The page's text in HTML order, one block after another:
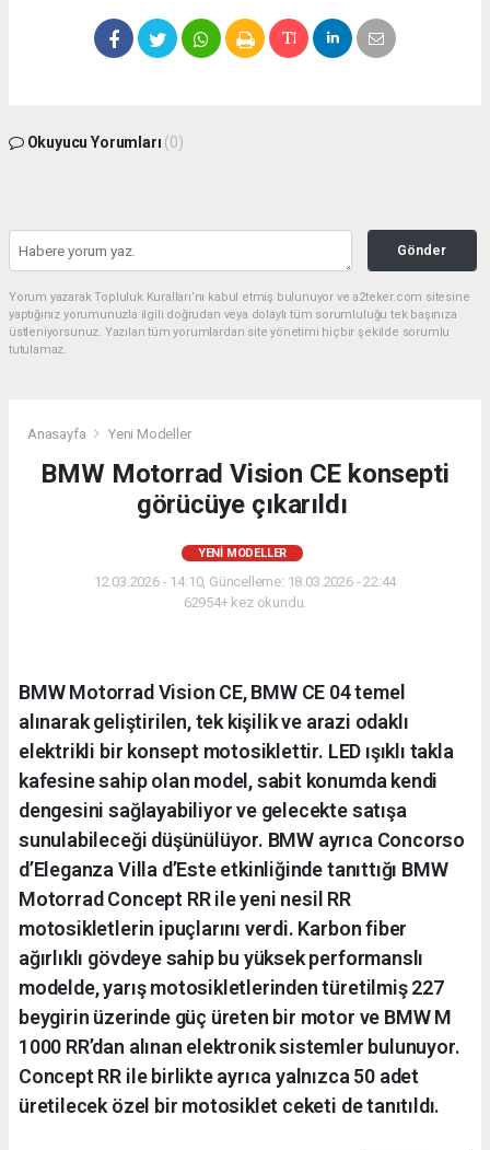
Okuyucu Yorumları (0)
Gönder
Yorum yazarak Topluluk Kuralları’nı kabul etmiş bulunuyor ve a2teker.com sitesine
yaptığınız yorumunuzla ilgili doğrudan veya dolaylı tüm sorumluluğu tek başınıza
üstleniyorsunuz. Yazılan tüm yorumlardan site yönetimi hiçbir şekilde sorumlu
tutulamaz.
Anasayfa Yeni Modeller
BMW Motorrad Vision CE konsepti
görücüye çıkarıldı
YENI MODELLER
12.03.2026 - 14:10, Güncelleme: 18.03.2026 - 22:44
62954+ kez okundu.
BMW Motorrad Vision CE, BMW CE 04 temel
alınarak geliştirilen, tek kişilik ve arazi odaklı
elektrikli bir konsept motosiklettir. LED ışıklı takla
kafesine sahip olan model, sabit konumda kendi
dengesini sağlayabiliyor ve gelecekte satışa
sunulabileceği düşünülüyor. BMW ayrıca Concorso
d’Eleganza Villa d’Este etkinliğinde tanıttığı BMW
Motorrad Concept RR ile yeni nesil RR
motosikletlerin ipuçlarını verdi. Karbon fiber
ağırlıklı gövdeye sahip bu yüksek performanslı
modelde, yarış motosikletlerinden türetilmiş 227
beygirin üzerinde güç üreten bir motor ve BMW M
1000 RR’dan alınan elektronik sistemler bulunuyor.
Concept RR ile birlikte ayrıca yalnızca 50 adet
üretilecek özel bir motosiklet ceketi de tanıtıldı.